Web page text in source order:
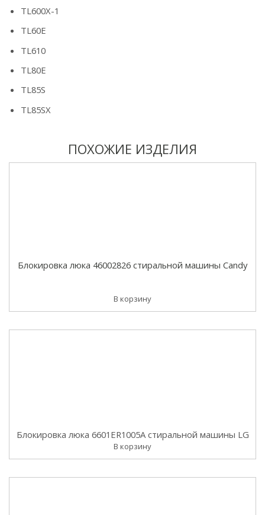
TL600X-1
TL60E
TL610
TL80E
TL85S
TL85SX
ПОХОЖИЕ ИЗДЕЛИЯ
Блокировка люка 46002826 стиральной машины Candy
В корзину
Блокировка люка 6601ER1005A стиральной машины LG
В корзину